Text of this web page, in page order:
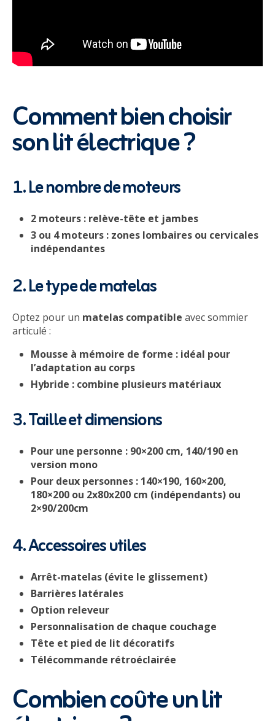
Comment bien choisir
son lit électrique ?
1. Le nombre de moteurs
2 moteurs : relève-tête et jambes
3 ou 4 moteurs : zones lombaires ou cervicales
indépendantes
2. Le type de matelas
Optez pour un matelas compatible avec sommier
articulé :
Mousse à mémoire de forme : idéal pour
l’adaptation au corps
Hybride : combine plusieurs matériaux
3. Taille et dimensions
Pour une personne : 90×200 cm, 140/190 en
version mono
Pour deux personnes : 140×190, 160×200,
180×200 ou 2x80x200 cm (indépendants) ou
2×90/200cm
4. Accessoires utiles
Arrêt-matelas (évite le glissement)
Barrières latérales
Option releveur
Personnalisation de chaque couchage
Tête et pied de lit décoratifs
Télécommande rétroéclairée
Combien coûte un lit